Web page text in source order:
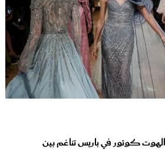
كوتور في باريس تناغم بين